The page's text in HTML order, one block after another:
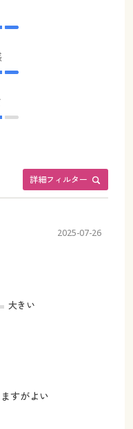
詳細フィルター
2025-07-26
大きい
すがよい